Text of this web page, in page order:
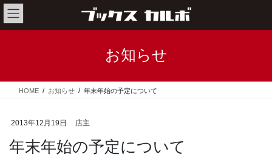
コ
ン
テ
ス
ナ
ビ
ゲ
ン
お知らせ
HOME お知らせ 年末年始の予定について
2013年12月19日 店主
年末年始の予定について